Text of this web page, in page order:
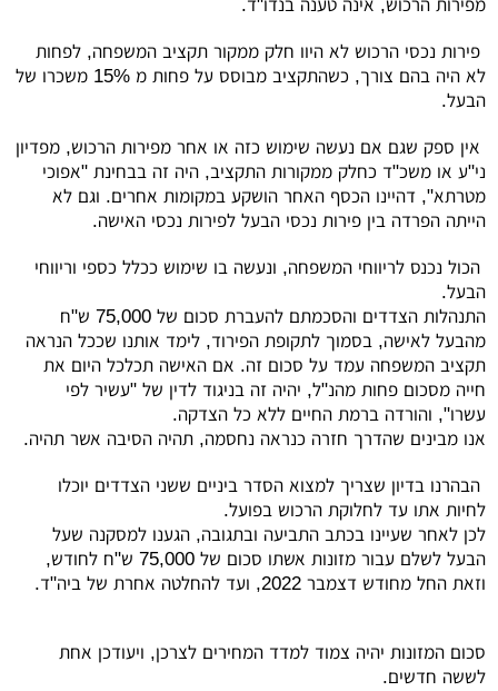
מפירות הרכוש, אינה טענה בנדו"ד.
פירות נכסי הרכוש לא היוו חלק ממקור תקציב המשפחה, לפחות
לא היה בהם צורך, כשהתקציב מבוסס על פחות מ 15% משכרו של
הבעל.
אין ספק שגם אם נעשה שימוש כזה או אחר מפירות הרכוש, מפדיון
ני"ע או משכ"ד כחלק ממקורות התקציב, היה זה בבחינת "אפוכי
מטרתא", דהיינו הכסף האחר הושקע במקומות אחרים. וגם לא
הייתה הפרדה בין פירות נכסי הבעל לפירות נכסי האישה.
הכול נכנס לריווחי המשפחה, ונעשה בו שימוש ככלל כספי וריווחי
הבעל.
התנהלות הצדדים והסכמתם להעברת סכום של 75,000 ש"ח
מהבעל לאישה, בסמוך לתקופת הפירוד, לימד אותנו שככל הנראה
תקציב המשפחה עמד על סכום זה. אם האישה תכלכל היום את
חייה מסכום פחות מהנ"ל, יהיה זה בניגוד לדין של "עשיר לפי
עשרו", והורדה ברמת החיים ללא כל הצדקה.
אנו מבינים שהדרך חזרה כנראה נחסמה, תהיה הסיבה אשר תהיה.
הבהרנו בדיון שצריך למצוא הסדר ביניים ששני הצדדים יוכלו
לחיות אתו עד לחלוקת הרכוש בפועל.
לכן לאחר שעיינו בכתב התביעה ובתגובה, הגענו למסקנה שעל
הבעל לשלם עבור מזונות אשתו סכום של 75,000 ש"ח לחודש,
וזאת החל מחודש דצמבר 2022, ועד להחלטה אחרת של ביה"ד.
סכום המזונות יהיה צמוד למדד המחירים לצרכן, ויעודכן אחת
לששה חדשים.